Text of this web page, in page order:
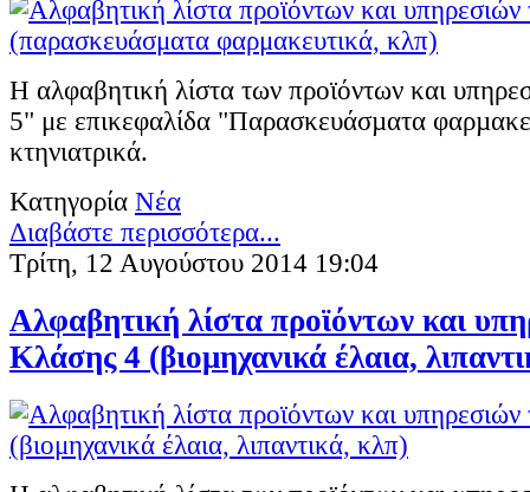
Η αλφαβητική λίστα των προϊόντων και
5" με επικεφαλίδα "Παρασκευάσµατα
κτηνιατρικά.
Κατηγορία Νέα
Διαβάστε περισσότερα...
Τρίτη, 12 Αυγούστου 2014 19:04
Αλφαβητική λίστα προϊόντων και
Κλάσης 4 (βιομηχανικά έλαια,